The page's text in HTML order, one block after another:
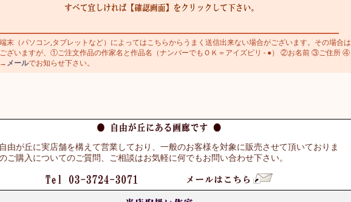
末（パソコン,タブレットなど）によってはこちらからうまく送信出来ない場合がございます。その場合は
ざいますが、①ご注文作品の作家名と作品名（ナンバーでもＯＫ＝アイズピリ - ●） ②お名前 ③ご住所 ④
→ メールでお知らせ下さい。
由が丘に実店舗を構えて営業しており、一般のお客様を対象に販売させて頂いておりま
ご購入についてのご質問、ご相談はお気軽に何でもお問い合わせ下さい。